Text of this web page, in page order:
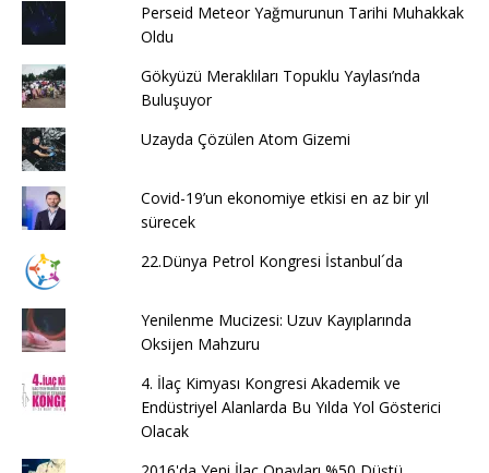
Perseid Meteor Yağmurunun Tarihi Muhakkak
Oldu
Gökyüzü Meraklıları Topuklu Yaylası’nda
Buluşuyor
Uzayda Çözülen Atom Gizemi
Covid-19’un ekonomiye etkisi en az bir yıl
sürecek
22.Dünya Petrol Kongresi İstanbul´da
Yenilenme Mucizesi: Uzuv Kayıplarında
Oksijen Mahzuru
4. İlaç Kimyası Kongresi Akademik ve
Endüstriyel Alanlarda Bu Yılda Yol Gösterici
Olacak